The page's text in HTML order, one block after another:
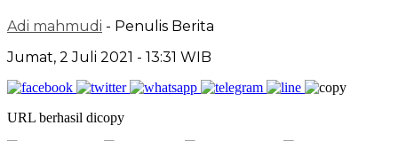
Adi mahmudi - Penulis Berita
Jumat, 2 Juli 2021 - 13:31 WIB
URL berhasil dicopy